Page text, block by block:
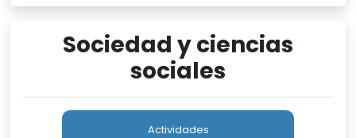
Sociedad y ciencias
sociales
Actividades